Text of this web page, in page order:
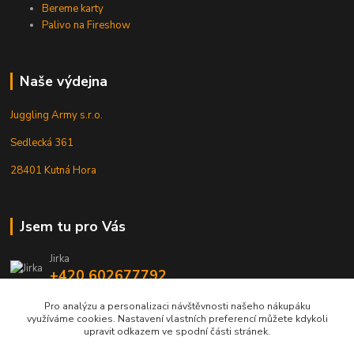
Bereme karty
Palivo na Fireshow
Naše výdejna
Juggling Army s.r.o.
Sedlecká 361
28401 Kutná Hora
Jsem tu pro Vás
Jirka
+420 602677792
info@jarmy.cz
Pro analýzu a personalizaci návštěvnosti našeho nákupáku
využíváme cookies. Nastavení vlastních preferencí můžete kdykoli
upravit odkazem ve spodní části stránek.